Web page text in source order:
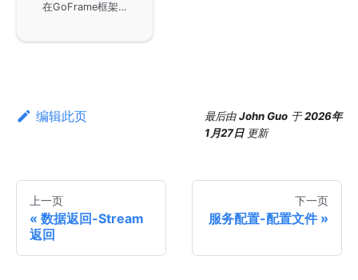
在GoFrame框架中通过SetConfig和SetConfigWithMap方法对服务器进行配置，包括配置对象ServerConfig的定义及使用Server对象进行特定配置。需要注意的是，配置项在Server执行Start后便不能再修改，以保证并发安全。
编辑此页 最后由John Guo 于2026年
1月27日 更新
上一页
数据返回-Stream
返回
下一页
服务配置-配置文件